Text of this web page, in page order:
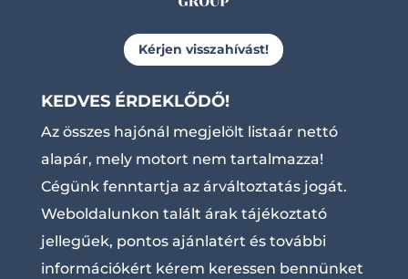
Kérjen visszahívást!
KEDVES ÉRDEKLŐDŐ!
Az összes hajónál megjelölt listaár nettó
alapár, mely motort nem tartalmazza!
Cégünk fenntartja az árváltoztatás jogát.
Weboldalunkon talált árak tájékoztató
jellegűek, pontos ajánlatért és további
információkért kérem keressen bennünket